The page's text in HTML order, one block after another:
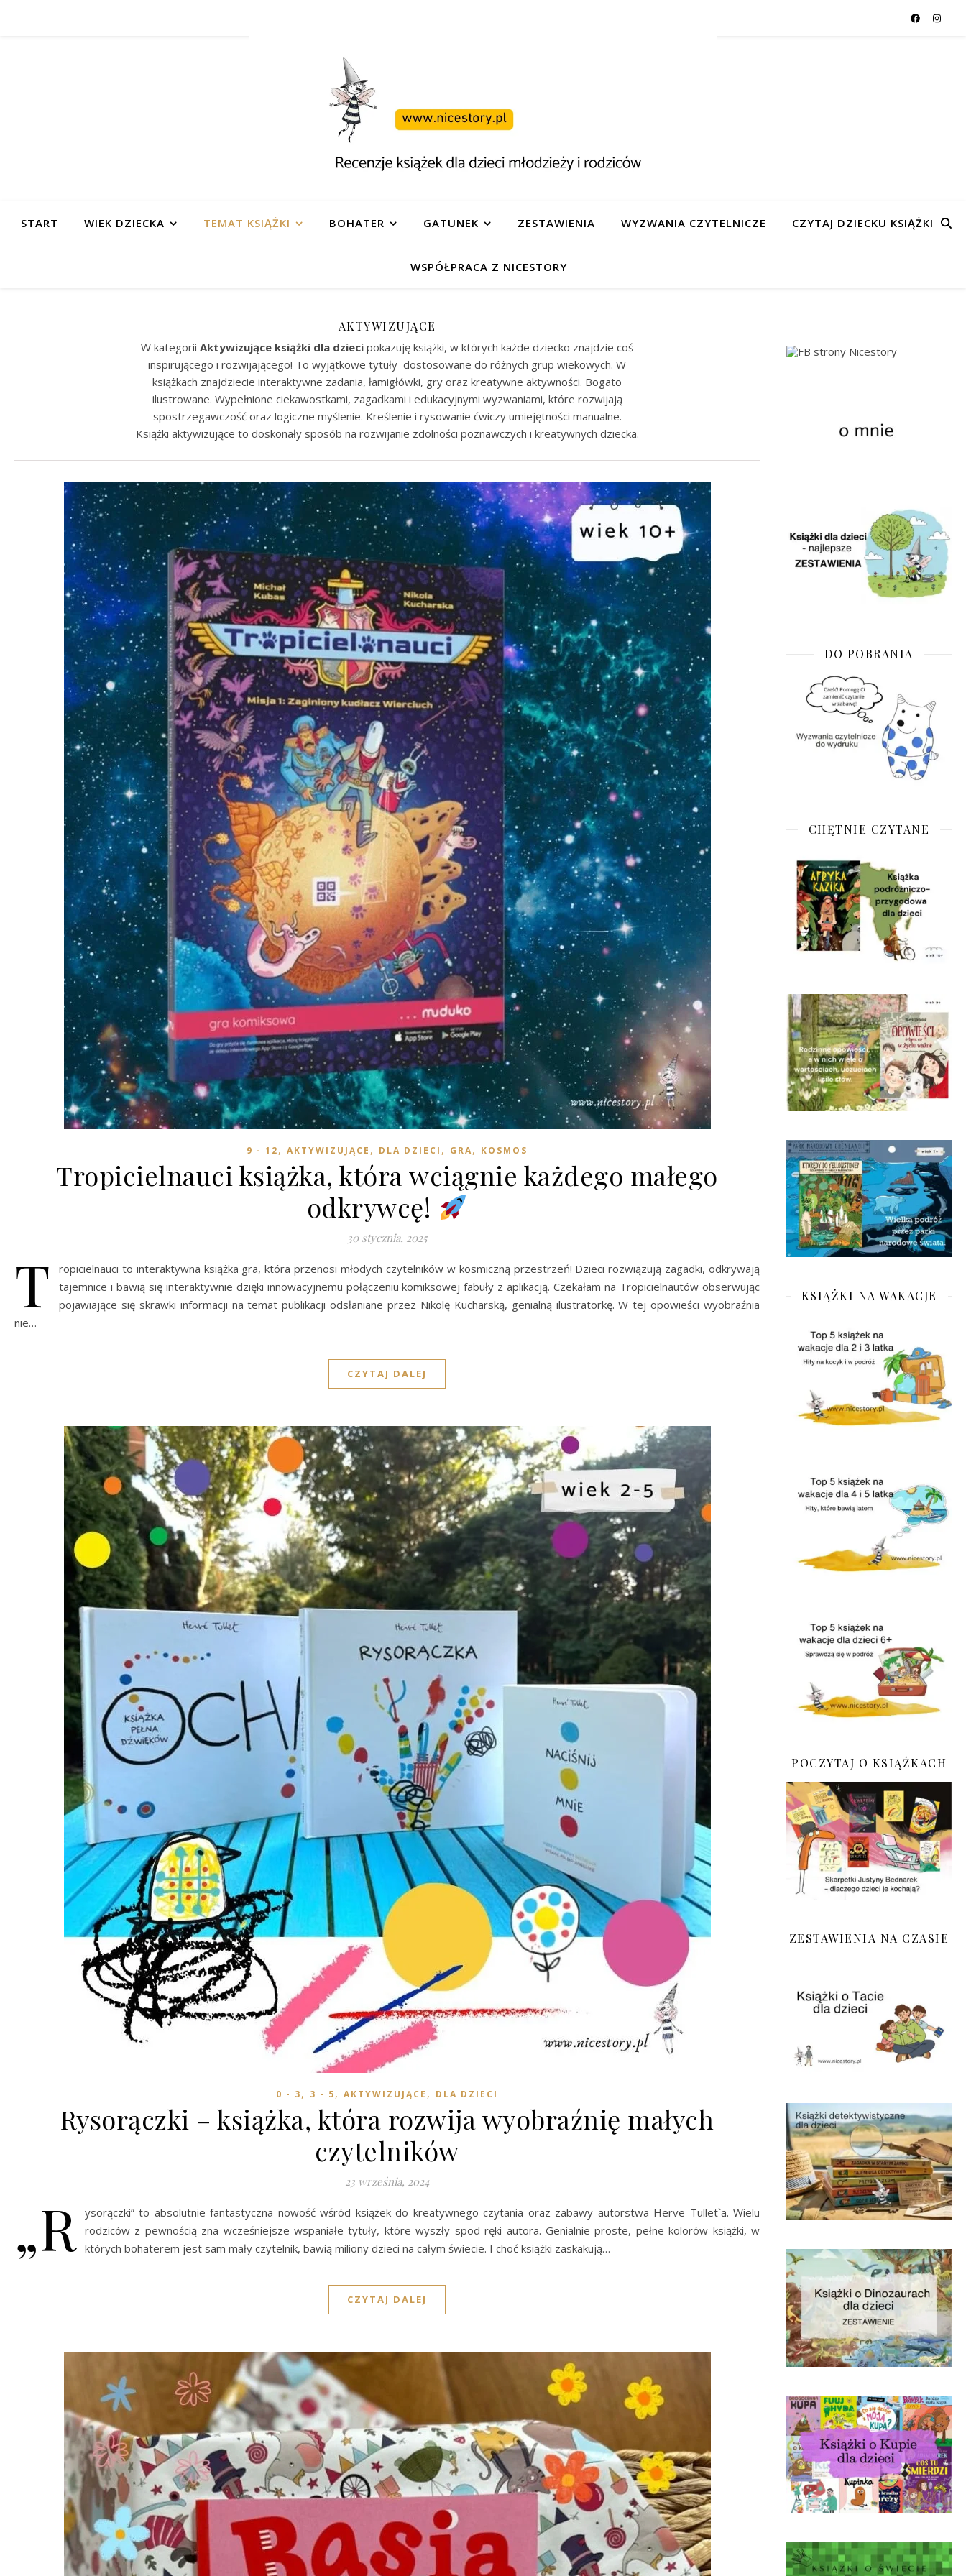
START WIEK DZIECKA TEMAT KSIĄŻKI BOHATER GATUNEK ZESTAWIENIA WYZWANIA CZYTELNICZE CZYTAJ DZIECKU KSIĄŻKI
WSPÓŁPRACA Z NICESTORY
AKTYWIZUJĄCE
W kategorii Aktywizujące książki dla dzieci pokazuję książki, w których każde dziecko znajdzie coś
inspirującego i rozwijającego! To wyjątkowe tytuły dostosowane do różnych grup wiekowych. W
książkach znajdziecie interaktywne zadania, łamigłówki, gry oraz kreatywne aktywności. Bogato
ilustrowane. Wypełnione ciekawostkami, zagadkami i edukacyjnymi wyzwaniami, które rozwijają
spostrzegawczość oraz logiczne myślenie. Kreślenie i rysowanie ćwiczy umiejętności manualne.
Książki aktywizujące to doskonały sposób na rozwijanie zdolności poznawczych i kreatywnych dziecka.
9 - 12, AKTYWIZUJĄCE , DLA DZIECI , GRA, KOSMOS
Tropicielnauci książka, która wciągnie każdego małego
odkrywcę!
30 stycznia, 2025
T
ropicielnauci to interaktywna książka gra, która przenosi młodych czytelników w kosmiczną przestrzeń! Dzieci rozwiązują zagadki, odkrywają
tajemnice i bawią się interaktywnie dzięki innowacyjnemu połączeniu komiksowej fabuły z aplikacją. Czekałam na Tropicielnautów obserwując
pojawiające się skrawki informacji na temat publikacji odsłaniane przez Nikolę Kucharską, genialną ilustratorkę. W tej opowieści wyobraźnia
nie…
CZYTAJ DALEJ
0 - 3, 3 - 5, AKTYWIZUJĄCE , DLA DZIECI
Rysorączki – książka, która rozwija wyobraźnię małych
czytelników
23 września, 2024
„R ysorączki” to absolutnie fantastyczna nowość wśród książek do kreatywnego czytania oraz zabawy autorstwa Herve Tullet`a. Wielu
rodziców z pewnością zna wcześniejsze wspaniałe tytuły, które wyszły spod ręki autora. Genialnie proste, pełne kolorów książki, w
których bohaterem jest sam mały czytelnik, bawią miliony dzieci na całym świecie. I choć książki zaskakują…
CZYTAJ DALEJ
DO POBRANIA
CHĘTNIE CZYTANE
KSIĄŻKI NA WAKACJE
POCZYTAJ O KSIĄŻKACH
ZESTAWIENIA NA CZASIE